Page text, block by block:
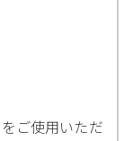
ご使用いただ